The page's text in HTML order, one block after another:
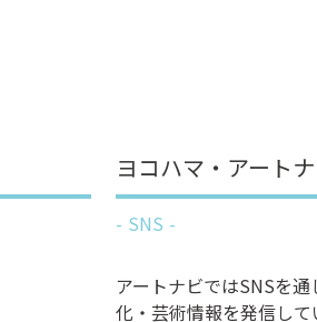
ヨコハマ・アート
SNS
アートナビではSNSを
化・芸術情報を発信して